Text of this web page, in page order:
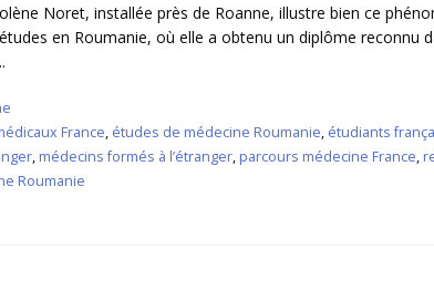
Noret, installée près de Roanne, illustre bien ce
en Roumanie, où elle a obtenu un diplôme reconnu
France, études de médecine Roumanie, étudiants
, médecins formés à l’étranger, parcours médecine France,
Roumanie